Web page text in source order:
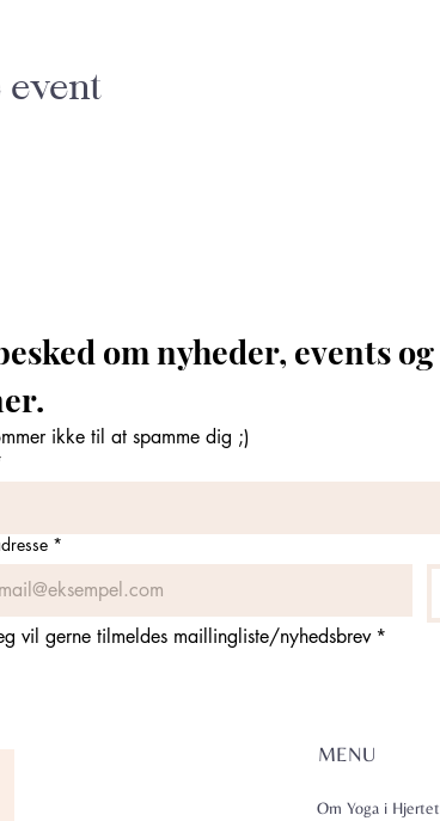
om nyheder, events
ikke til at spamme dig ;)
*
vil gerne tilmeldes maillingliste/nyhedsbrev *
MENU
Om Yoga i Hjertet